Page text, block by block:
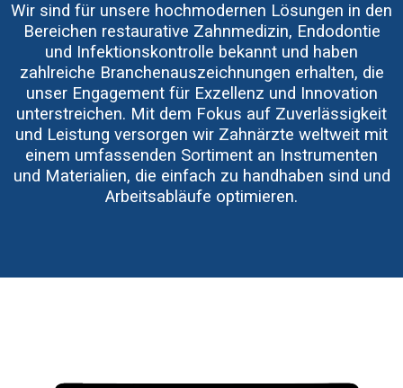
Wir sind für unsere hochmodernen Lösungen in den
Bereichen restaurative Zahnmedizin, Endodontie
und Infektionskontrolle bekannt und haben
zahlreiche Branchenauszeichnungen erhalten, die
unser Engagement für Exzellenz und Innovation
unterstreichen. Mit dem Fokus auf Zuverlässigkeit
und Leistung versorgen wir Zahnärzte weltweit mit
einem umfassenden Sortiment an Instrumenten
und Materialien, die einfach zu handhaben sind und
Arbeitsabläufe optimieren.